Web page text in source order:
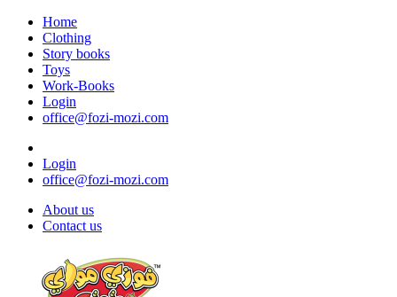
Home
Clothing
Story books
Toys
Work-Books
Login
office@fozi-mozi.com
Login
office@fozi-mozi.com
About us
Contact us